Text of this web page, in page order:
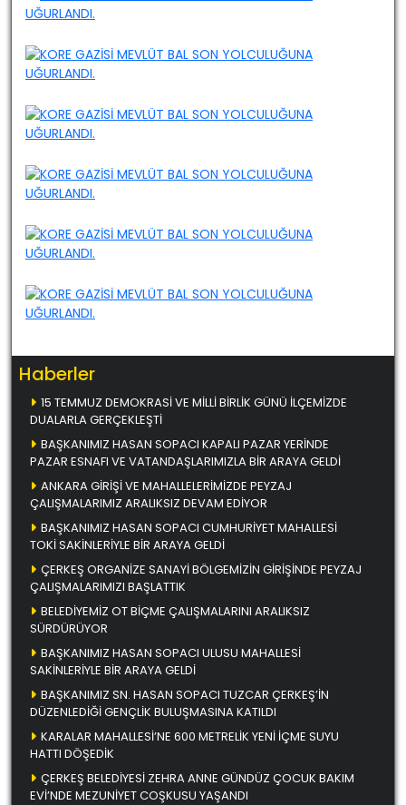
Haberler
15 TEMMUZ DEMOKRASİ VE MİLLİ BİRLİK GÜNÜ İLÇEMİZDE
DUALARLA GERÇEKLEŞTİ
BAŞKANIMIZ HASAN SOPACI KAPALI PAZAR YERİNDE
PAZAR ESNAFI VE VATANDAŞLARIMIZLA BİR ARAYA GELDİ
ANKARA GİRİŞİ VE MAHALLELERİMİZDE PEYZAJ
ÇALIŞMALARIMIZ ARALIKSIZ DEVAM EDİYOR
BAŞKANIMIZ HASAN SOPACI CUMHURİYET MAHALLESİ
TOKİ SAKİNLERİYLE BİR ARAYA GELDİ
ÇERKEŞ ORGANİZE SANAYİ BÖLGEMİZİN GİRİŞİNDE PEYZAJ
ÇALIŞMALARIMIZI BAŞLATTIK
BELEDİYEMİZ OT BİÇME ÇALIŞMALARINI ARALIKSIZ
SÜRDÜRÜYOR
BAŞKANIMIZ HASAN SOPACI ULUSU MAHALLESİ
SAKİNLERİYLE BİR ARAYA GELDİ
BAŞKANIMIZ SN. HASAN SOPACI TUZCAR ÇERKEŞ’İN
DÜZENLEDİĞİ GENÇLİK BULUŞMASINA KATILDI
KARALAR MAHALLESİ’NE 600 METRELİK YENİ İÇME SUYU
HATTI DÖŞEDİK
ÇERKEŞ BELEDİYESİ ZEHRA ANNE GÜNDÜZ ÇOCUK BAKIM
EVİ’NDE MEZUNİYET COŞKUSU YAŞANDI